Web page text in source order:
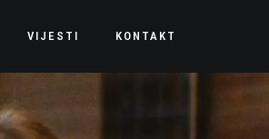
VIJESTI KONTAKT